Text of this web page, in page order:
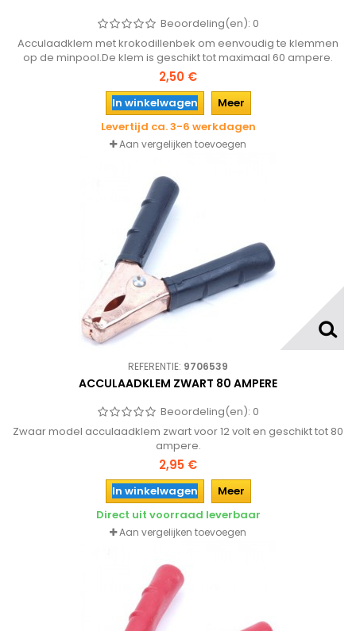
Beoordeling(en): 0
Acculaadklem met krokodillenbek om eenvoudig te klemmen
op de minpool.De klem is geschikt tot maximaal 60 ampere.
2,50 €
In winkelwagen
Meer
Levertijd ca. 3-6 werkdagen
Aan vergelijken toevoegen
REFERENTIE: 9706539
ACCULAADKLEM ZWART 80 AMPERE
Beoordeling(en): 0
Zwaar model acculaadklem zwart voor 12 volt en geschikt tot 80
ampere.
2,95 €
In winkelwagen
Meer
Direct uit voorraad leverbaar
Aan vergelijken toevoegen